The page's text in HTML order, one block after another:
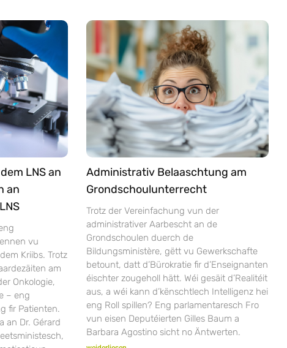
LNS an
an
vu
Kriibs. Trotz
am
Onkologie,
– eng
fir Patienten.
an Dr. Gérard
Administrativ Belaaschtung am
Grondschoulunterrecht
Trotz der Vereinfachung vun der
administrativer Aarbescht an de
Grondschoulen duerch de
Bildungsministère, gëtt vu Gewerkschafte
betount, datt d’Bürokratie fir d’Enseignanten
éischter zougeholl hätt. Wéi gesäit d’Realitéit
aus, a wéi kann d’kënschtlech Intelligenz hei
eng Roll spillen? Eng parlamentaresch Fro
vun eisen Deputéierten Gilles Baum a
Barbara Agostino sicht no Äntwerten.